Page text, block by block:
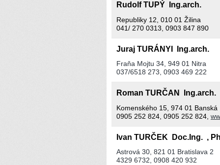
Rudolf TUPÝ Ing.arch.
Republiky 12, 010 01 Žilina
041/ 270 0313, 0903 847 890
Juraj TURÁNYI Ing.arch.
Fraňa Mojtu 34, 949 01 Nitra
037/6518 273, 0903 469 222
Roman TURČAN Ing.arch.
Komenského 15, 974 01 Banská
0905 252 824, 0905 252 824,
Ivan TURČEK Doc.Ing. ,
Astrová 30, 821 01 Bratislava 2
4329 6732, 0908 420 932